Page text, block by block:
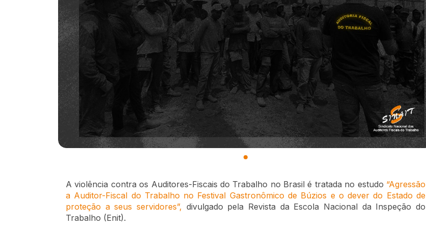
A violência contra os Auditores-Fiscais do Trabalho no Brasil é tratada no estudo “Agressão
a Auditor-Fiscal do Trabalho no Festival Gastronômico de Búzios e o dever do Estado de
proteção a seus servidores”, divulgado pela Revista da Escola Nacional da Inspeção do
Trabalho (Enit).